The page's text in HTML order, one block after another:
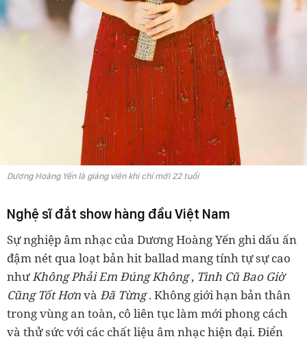
Dương Hoàng Yến là giảng viên khi chỉ mới 22 tuổi
Nghệ sĩ đắt show hàng đầu Việt Nam
Sự nghiệp âm nhạc của Dương Hoàng Yến ghi dấu ấn
đậm nét qua loạt bản hit ballad mang tính tự sự cao
nhưKhông Phải Em Đúng Không, Tình Cũ Bao Giờ
Cũng Tốt Hơnvà Đã Từng. Không giới hạn bản thân
trong vùng an toàn, cô liên tục làm mới phong cách
và thử sức với các chất liệu âm nhạc hiện đại. Điển